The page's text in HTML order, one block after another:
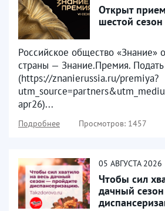
Открыт
шестой
Российское общество «Знание»
страны — Знание.Премия.
(https://znanierussia.ru/premiya?
apr26)...
Подробнее Просмотров: 1457
05 АВГУСТА 2026
Чтобы сил
дачный